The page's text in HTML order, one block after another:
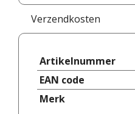
Verzendkosten
Artikelnummer
EAN code
Merk